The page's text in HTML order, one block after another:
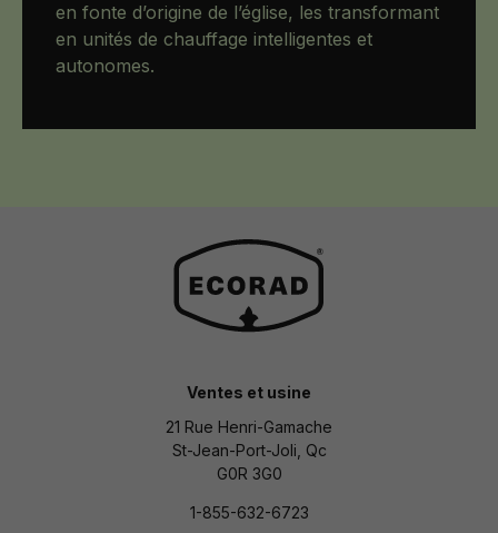
en fonte d’origine de l’église, les transformant
en unités de chauffage intelligentes et
autonomes.
Ventes et usine
21 Rue Henri-Gamache
St-Jean-Port-Joli, Qc
G0R 3G0
1-855-632-6723